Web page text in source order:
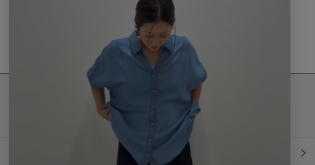
現在、この商品の レビュー はありません。
最新情報発信中！
おすすめ商品や
最新ファッションはこちら